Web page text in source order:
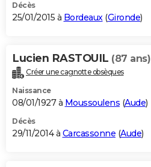
Décès
25/01/2015 à Bordeaux(Gironde)
Lucien RASTOUIL (87 ans)
Créer une cagnotte obsèques
Naissance
08/01/1927 à Moussoulens (Aude)
Décès
29/11/2014 à Carcassonne (Aude)